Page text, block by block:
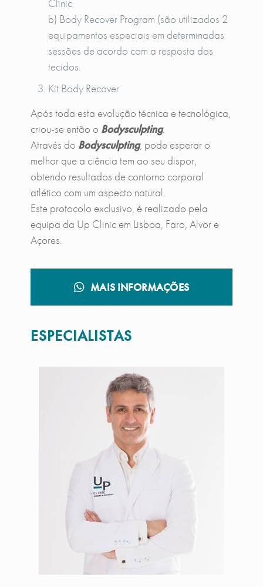
Clinic
b) Body Recover Program (são utilizados 2
equipamentos especiais em determinadas
sessões de acordo com a resposta dos
tecidos.
Kit Body Recover
Após toda esta evolução técnica e tecnológica,
criou-se então o Bodysculpting.
Através do Bodysculpting, pode esperar o
melhor que a ciência tem ao seu dispor,
obtendo resultados de contorno corporal
atlético com um aspecto natural.
Este protocolo exclusivo, é realizado pela
equipa da Up Clinic em Lisboa, Faro, Alvor e
Açores.
MAIS INFORMAÇÕES
ESPECIALISTAS